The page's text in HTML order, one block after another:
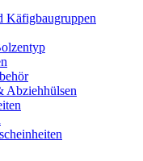
Käfigbaugruppen
Abziehhülsen